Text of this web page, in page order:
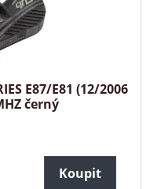
E87/E81 (12/2006
černý
Koupit